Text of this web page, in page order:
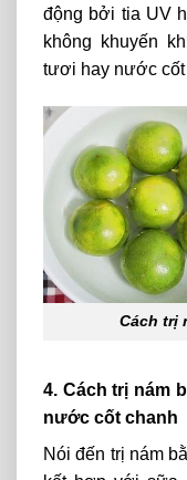
động bởi tia UV
không khuyến
tươi hay nước cốt
Cách trị
4. Cách trị nám
nước cốt chanh
Nói đến trị nám